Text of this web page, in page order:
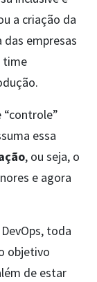
a criação da
das empresas
time
“controle”
essa
, ou seja, o
e agora
toda
objetivo
de estar